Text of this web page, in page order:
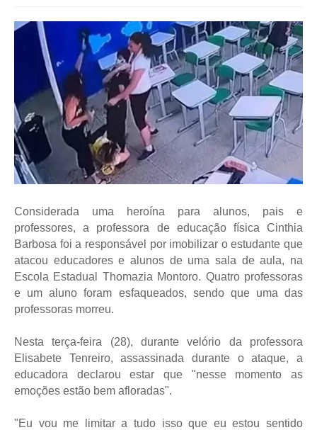
Considerada uma heroína para alunos, pais e
professores, a professora de educação física Cinthia
Barbosa foi a responsável por imobilizar o estudante que
atacou educadores e alunos de uma sala de aula, na
Escola Estadual Thomazia Montoro. Quatro professoras
e um aluno foram esfaqueados, sendo que uma das
professoras morreu.
Nesta terça-feira (28), durante velório da professora
Elisabete Tenreiro, assassinada durante o ataque, a
educadora declarou estar que "nesse momento as
emoções estão bem afloradas".
"Eu vou me limitar a tudo isso que eu estou sentido